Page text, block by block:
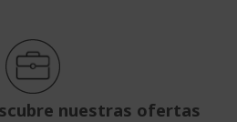
nuestras ofertas